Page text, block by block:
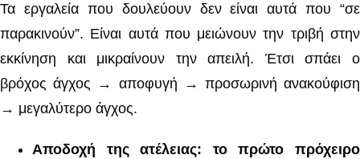
Τα εργαλεία που δουλεύουν δεν είναι αυτά που “σε
παρακινούν”. Είναι αυτά που μειώνουν την τριβή στην
εκκίνηση και μικραίνουν την απειλή. Έτσι σπάει ο
βρόχος άγχος → αποφυγή → προσωρινή ανακούφιση
→ μεγαλύτερο άγχος.
Αποδοχή της ατέλειας: το πρώτο πρόχειρο